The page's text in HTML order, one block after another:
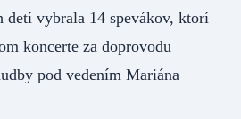
detí vybrala 14 spevákov, ktorí
koncerte za doprovodu
pod vedením Mariána